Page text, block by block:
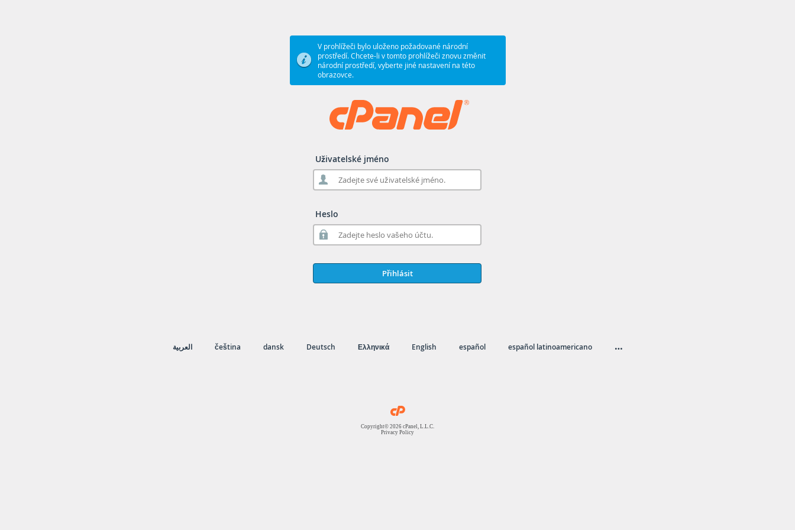
V prohlížeči bylo uloženo požadované národní
prostředí. Chcete-li v tomto prohlížeči znovu změnit
národní prostředí, vyberte jiné nastavení na této
obrazovce.
Uživatelské jméno
Heslo
Přihlásit
العربية čeština dansk Deutsch Ελληνικά English español español latinoamericano …
Copyright© 2026 cPanel, L.L.C.
Privacy Policy